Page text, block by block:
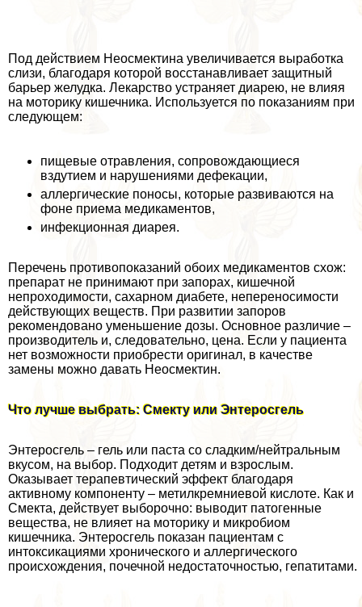
Под действием Неосмектина увеличивается выработка
слизи, благодаря которой восстанавливает защитный
барьер желудка. Лекарство устраняет диарею, не влияя
на моторику кишечника. Используется по показаниям при
следующем:
пищевые отравления, сопровождающиеся
вздутием и нарушениями дефекации,
аллергические поносы, которые развиваются на
фоне приема медикаментов,
инфекционная диарея.
Перечень противопоказаний обоих медикаментов схож:
препарат не принимают при запорах, кишечной
непроходимости, сахарном диабете, непереносимости
действующих веществ. При развитии запоров
рекомендовано уменьшение дозы. Основное различие –
производитель и, следовательно, цена. Если у пациента
нет возможности приобрести оригинал, в качестве
замены можно давать Неосмектин.
Что лучше выбрать: Смекту или Энтеросгель
Энтеросгель – гель или паста со сладким/нейтральным
вкусом, на выбор. Подходит детям и взрослым.
Оказывает терапевтический эффект благодаря
активному компоненту – метилкремниевой кислоте. Как и
Смекта, действует выборочно: выводит патогенные
вещества, не влияет на моторику и микробиом
кишечника. Энтеросгель показан пациентам с
интоксикациями хронического и аллергического
происхождения, почечной недостаточностью, гепатитами.